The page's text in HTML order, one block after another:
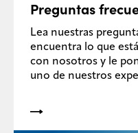
Centro
medios
Privacidad
Preguntas
Lea nuestras
encuentra lo que
con nosotros y le
uno de nuestros